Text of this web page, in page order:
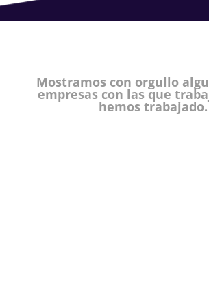
Mostramos con orgullo
empresas con las que
hemos trabajado.